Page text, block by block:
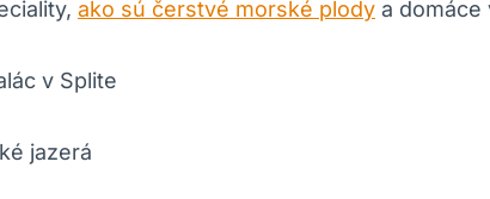
ako sú čerstvé morské plody a domáce
v Splite
jazerá